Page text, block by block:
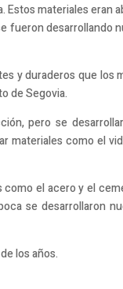
Estos materiales
fueron
y duraderos que los
de Segovia.
pero se
como el
el acero y el
se desarrollaron
los años.